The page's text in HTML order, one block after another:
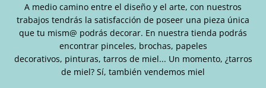
A medio camino entre el diseño y el arte, con nuestros
trabajos tendrás la satisfacción de poseer una pieza única
que tu mism@ podrás decorar. En nuestra tienda podrás
encontrar pinceles, brochas, papeles
decorativos, pinturas, tarros de miel... Un momento, ¿tarros
de miel? Sí, también vendemos miel